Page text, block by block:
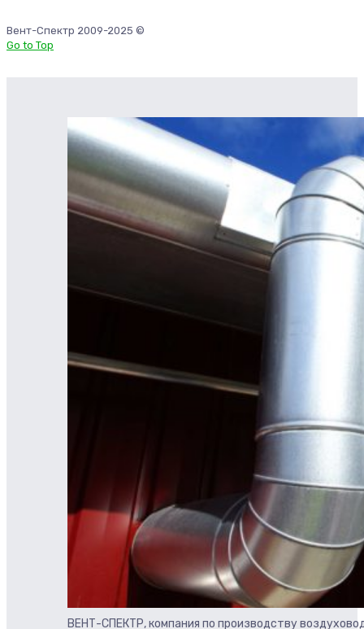
Вент-Спектр 2009-2025 ©
Go to Top
ВЕНТ-СПЕКТР, компания по производству